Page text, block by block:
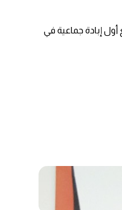
و1908 والتي يعتبرها المؤرخون على نطاق واسع أول إبادة جماعية في